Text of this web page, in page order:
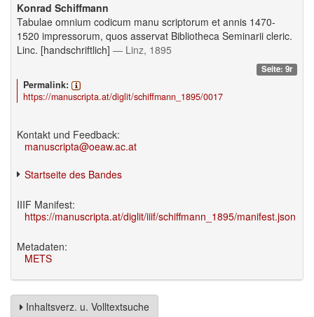
Konrad Schiffmann
Tabulae omnium codicum manu scriptorum et annis 1470-
1520 impressorum, quos asservat Bibliotheca Seminarii cleric.
Linc. [handschriftlich] — Linz, 1895
Seite: 9r
Permalink:
https://manuscripta.at/diglit/schiffmann_1895/0017
Kontakt und Feedback:
manuscripta@oeaw.ac.at
Startseite des Bandes
IIIF Manifest:
https://manuscripta.at/diglit/iiif/schiffmann_1895/manifest.json
Metadaten:
METS
Inhaltsverz. u. Volltextsuche